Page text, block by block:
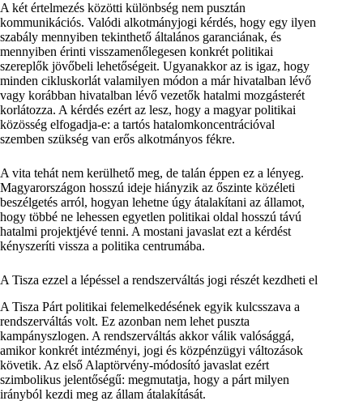
A két értelmezés közötti különbség nem pusztán
kommunikációs. Valódi alkotmányjogi kérdés, hogy egy ilyen
szabály mennyiben tekinthető általános garanciának, és
mennyiben érinti visszamenőlegesen konkrét politikai
szereplők jövőbeli lehetőségeit. Ugyanakkor az is igaz, hogy
minden cikluskorlát valamilyen módon a már hivatalban lévő
vagy korábban hivatalban lévő vezetők hatalmi mozgásterét
korlátozza. A kérdés ezért az lesz, hogy a magyar politikai
közösség elfogadja-e: a tartós hatalomkoncentrációval
szemben szükség van erős alkotmányos fékre.
A vita tehát nem kerülhető meg, de talán éppen ez a lényeg.
Magyarországon hosszú ideje hiányzik az őszinte közéleti
beszélgetés arról, hogyan lehetne úgy átalakítani az államot,
hogy többé ne lehessen egyetlen politikai oldal hosszú távú
hatalmi projektjévé tenni. A mostani javaslat ezt a kérdést
kényszeríti vissza a politika centrumába.
A Tisza ezzel a lépéssel a rendszerváltás jogi részét kezdheti el
A Tisza Párt politikai felemelkedésének egyik kulcsszava a
rendszerváltás volt. Ez azonban nem lehet puszta
kampányszlogen. A rendszerváltás akkor válik valósággá,
amikor konkrét intézményi, jogi és közpénzügyi változások
követik. Az első Alaptörvény-módosító javaslat ezért
szimbolikus jelentőségű: megmutatja, hogy a párt milyen
irányból kezdi meg az állam átalakítását.